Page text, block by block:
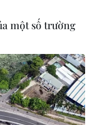
một số trường